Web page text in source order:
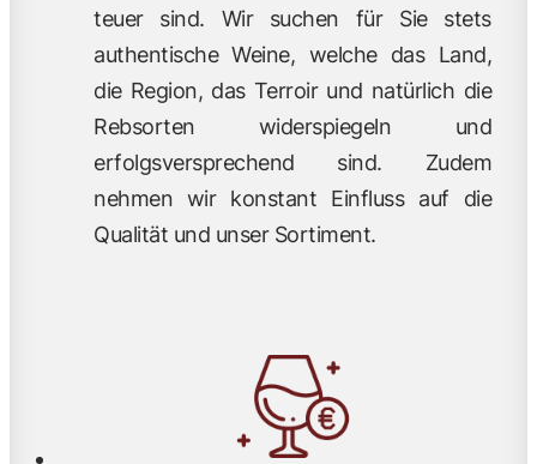
teuer sind. Wir suchen für Sie stets
authentische Weine, welche das Land,
die Region, das Terroir und natürlich die
Rebsorten widerspiegeln und
erfolgsversprechend sind. Zudem
nehmen wir konstant Einfluss auf die
Qualität und unser Sortiment.